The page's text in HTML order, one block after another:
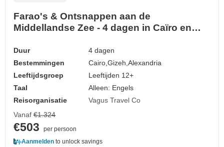
Farao's & Ontsnappen aan de
Middellandse Zee - 4 dagen in Caïro en
Duur
4 dagen
Bestemmingen
Cairo,Gizeh,Alexandria
Leeftijdsgroep
Leeftijden 12+
Taal
Alleen: Engels
Reisorganisatie
Vagus Travel Co
Vanaf €1.324
€503
per persoon
Aanmelden to unlock savings